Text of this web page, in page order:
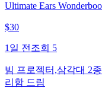
Ultimate Ears
$30
1일 전 조회 5
빔 프로젝터,삼각대 2
리함 드림